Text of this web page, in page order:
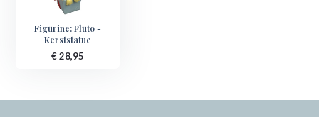
Figurine: Pluto -
Kerststatue
€ 28,95